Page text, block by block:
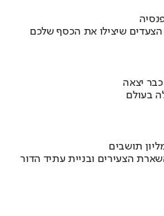
שיצילו את הכסף שלכם
יצאה
בעולם
הצעירים ובניית עתיד הדור